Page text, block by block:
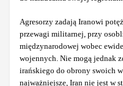
Agresorzy zadają Iranowi
przewagi militarnej, przy
międzynarodowej wobec
wojennych. Nie mogą jednak
irańskiego do obrony swoich
najważniejsze, Iran nie jest w